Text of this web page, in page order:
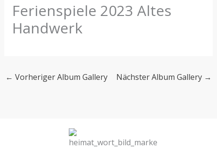
Ferienspiele 2023 Altes
Handwerk
← Vorheriger Album Gallery Nächster Album Gallery →